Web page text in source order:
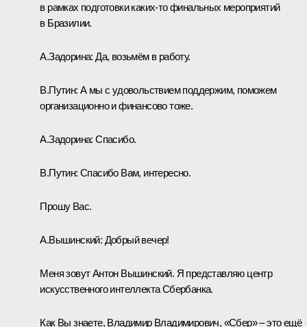
в рамках подготовки каких-то финальных мероприятий
в Бразилии.
А.Задорина:Да, возьмём в работу.
В.Путин: А мы с удовольствием поддержим, поможем
организационно и финансово тоже.
А.Задорина:Спасибо.
В.Путин: Спасибо Вам, интересно.
Прошу Вас.
А.Вышинский: Добрый вечер!
Меня зовут Антон Вышинский. Я представляю центр
искусственного интеллекта Сбербанка.
Как Вы знаете, Владимир Владимирович, «Сбер» – это ещё